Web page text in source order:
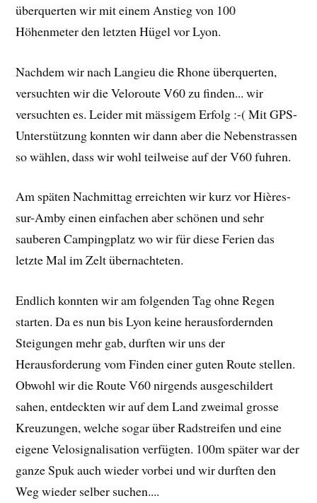
überquerten wir mit einem Anstieg von 100
Höhenmeter den letzten Hügel vor Lyon.
Nachdem wir nach Langieu die Rhone überquerten,
versuchten wir die Veloroute V60 zu finden... wir
versuchten es. Leider mit mässigem Erfolg :-( Mit GPS-
Unterstützung konnten wir dann aber die Nebenstrassen
so wählen, dass wir wohl teilweise auf der V60 fuhren.
Am späten Nachmittag erreichten wir kurz vor Hières-
sur-Amby einen einfachen aber schönen und sehr
sauberen Campingplatz wo wir für diese Ferien das
letzte Mal im Zelt übernachteten.
Endlich konnten wir am folgenden Tag ohne Regen
starten. Da es nun bis Lyon keine herausfordernden
Steigungen mehr gab, durften wir uns der
Herausforderung vom Finden einer guten Route stellen.
Obwohl wir die Route V60 nirgends ausgeschildert
sahen, entdeckten wir auf dem Land zweimal grosse
Kreuzungen, welche sogar über Radstreifen und eine
eigene Velosignalisation verfügten. 100m später war der
ganze Spuk auch wieder vorbei und wir durften den
Weg wieder selber suchen....